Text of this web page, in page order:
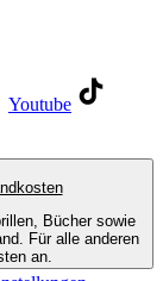
Youtube
Bücher sowie
Für alle anderen
an.